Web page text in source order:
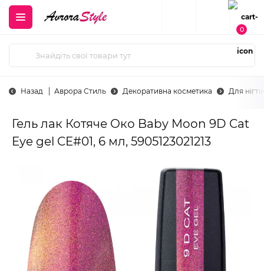
0
Назад Аврора Стиль Декоративна косметика Для нігтів
Гель лак Котяче Око Baby Moon 9D Cat
Eye gel CE#01, 6 мл, 5905123021213